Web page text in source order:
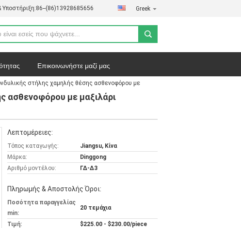
86--(86)13928685656 Greek
Επικοινωνήστε μαζί μας
απορρήτου Υποθέσεις
στήλης χαμηλής θέσης ασθενοφόρου με
ασθενοφόρου με μαξιλάρι
Λεπτομέρειες:
Τόπος καταγωγής:
Jiangsu, Κίνα
Μάρκα:
Dinggong
Αριθμό μοντέλου:
ΓΔ-Δ3
Πληρωμής & Αποστολής Όροι:
Ποσότητα παραγγελίας
min:
20 τεμάχια
Τιμή:
$225.00 - $230.00/piece